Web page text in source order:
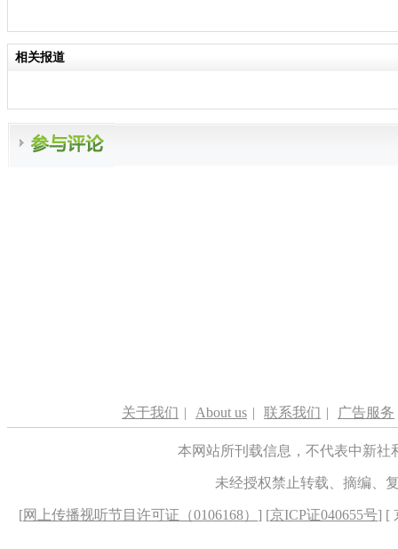
相关报道
关于我们 | About us | 联系我们 | 广告服务
本网站所刊载信息，不代表中新
未经授权禁止转载、摘编、
[网上传播视听节目许可证（0106168） ] [京ICP证040655号] [